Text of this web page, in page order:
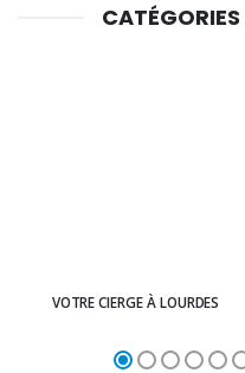
VOTRE CIERGE À LOURDES